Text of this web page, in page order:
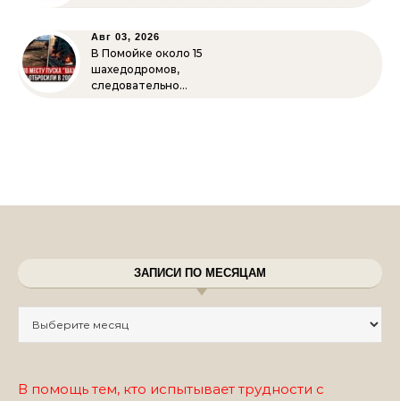
Авг 03, 2026
В Помойке около 15
шахедодромов,
следовательно…
ЗАПИСИ ПО МЕСЯЦАМ
В помощь тем, кто испытывает трудности с